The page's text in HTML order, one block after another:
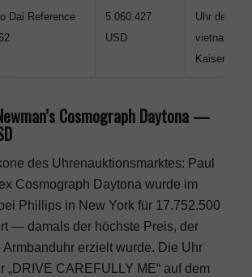
Dai Reference
5.060.427
USD
Uhr des
Kaisers
Cosmograph Daytona —
des Uhrenauktionsmarktes: Paul
Cosmograph Daytona wurde im
Phillips in New York für 17.752.500
— damals der höchste Preis, der
Armbanduhr erzielt wurde. Die Uhr
„DRIVE CAREFULLY ME“ auf dem